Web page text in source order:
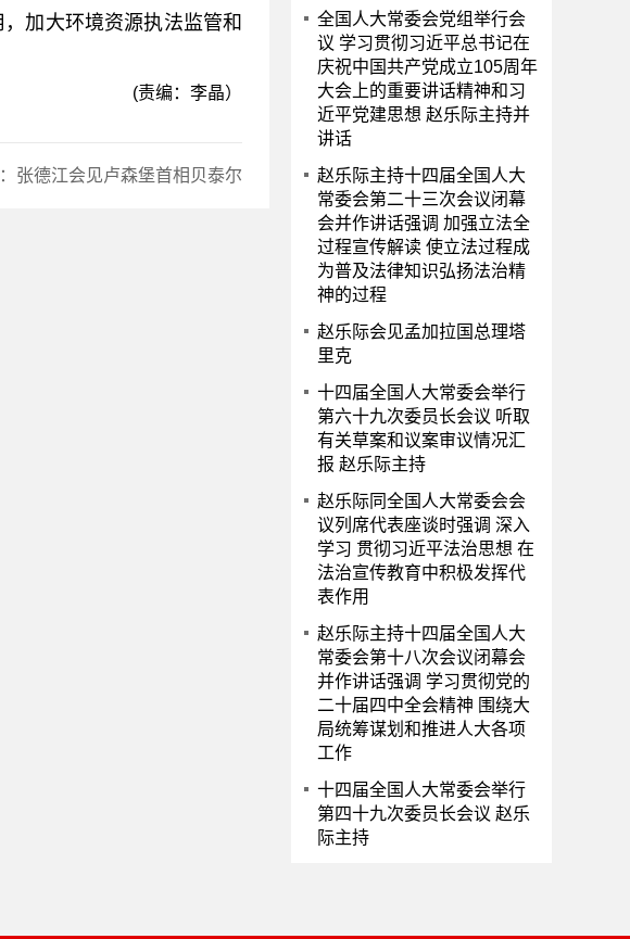
加大环境资源执法监管和
(责编：李晶）
张德江会见卢森堡首相贝泰尔
全国人大常委会党组举行会
议 学习贯彻习近平总书记在
庆祝中国共产党成立105周年
大会上的重要讲话精神和习
近平党建思想 赵乐际主持并
讲话
赵乐际主持十四届全国人大
常委会第二十三次会议闭幕
会并作讲话强调 加强立法全
过程宣传解读 使立法过程成
为普及法律知识弘扬法治精
神的过程
赵乐际会见孟加拉国总理塔
里克
十四届全国人大常委会举行
第六十九次委员长会议 听取
有关草案和议案审议情况汇
报 赵乐际主持
赵乐际同全国人大常委会会
议列席代表座谈时强调 深入
学习 贯彻习近平法治思想 在
法治宣传教育中积极发挥代
表作用
赵乐际主持十四届全国人大
常委会第十八次会议闭幕会
并作讲话强调 学习贯彻党的
二十届四中全会精神 围绕大
局统筹谋划和推进人大各项
工作
十四届全国人大常委会举行
第四十九次委员长会议 赵乐
际主持